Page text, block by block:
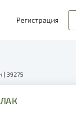
Регистрация
| 39275